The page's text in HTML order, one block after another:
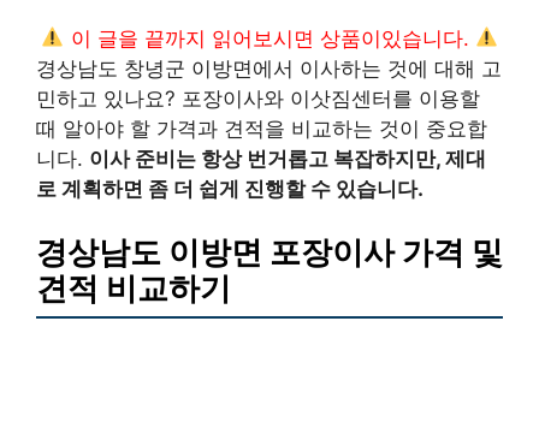
이 글을 끝까지 읽어보시면 상품이있습니다.
경상남도 창녕군 이방면에서 이사하는 것에 대해 고
민하고 있나요? 포장이사와 이삿짐센터를 이용할
때 알아야 할 가격과 견적을 비교하는 것이 중요합
니다. 이사 준비는 항상 번거롭고 복잡하지만, 제대
로 계획하면 좀 더 쉽게 진행할 수 있습니다.
경상남도 이방면 포장이사 가격 및
견적 비교하기